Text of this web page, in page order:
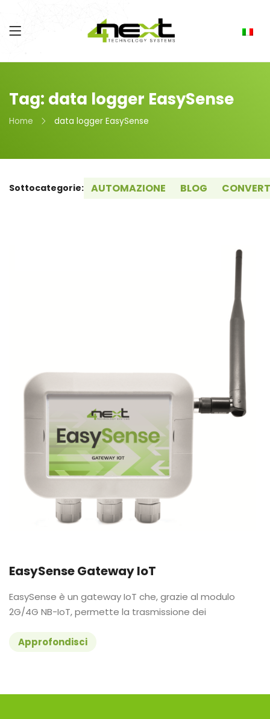
Tag: data logger EasySense
Home data logger EasySense
Sottocategorie: AUTOMAZIONE BLOG
EasySense Gateway IoT
EasySense è un gateway IoT che, grazie al modulo
2G/4G NB-IoT, permette la trasmissione dei
Approfondisci